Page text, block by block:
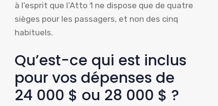
à l’esprit que l’Atto 1 ne dispose que de quatre
sièges pour les passagers, et non des cinq
habituels.
Qu’est-ce qui est inclus
pour vos dépenses de
24 000 $ ou 28 000 $ ?